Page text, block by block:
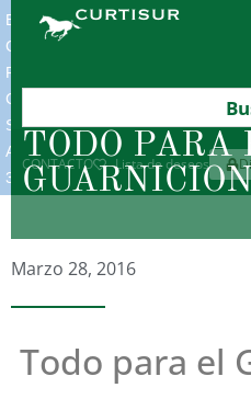
ENVIOS
GRATIS
POR
COMPRAS
SUPERIORES
A
300€*
CONTACTO Lista de deseos
TODO PARA
Marzo 28, 2016
Todo para el